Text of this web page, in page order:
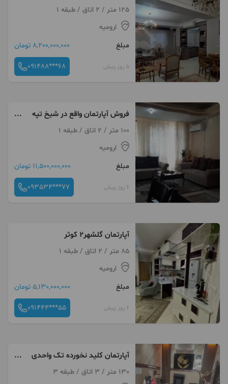
125 متر / 2 اتاق / طبقه 1
ارومیه
مبلغ
8,200,000,000 تومان
5 روز پیش 091488***68
فروش آپارتمان واقع در شیخ تپه
باند پایین
100 متر / 2 اتاق / طبقه 1
ارومیه
مبلغ
11,500,000,000 تومان
6 روز پیش 093534***77
آپارتمان گلشهر۲ کوثر
85 متر / 2 اتاق / طبقه 1
ارومیه
مبلغ
5,130,000,000 تومان
6 روز پیش 091444***55
آپارتمان کلید نخورده تک واحدی
باغبان نوین
130 متر / 3 اتاق / طبقه 3